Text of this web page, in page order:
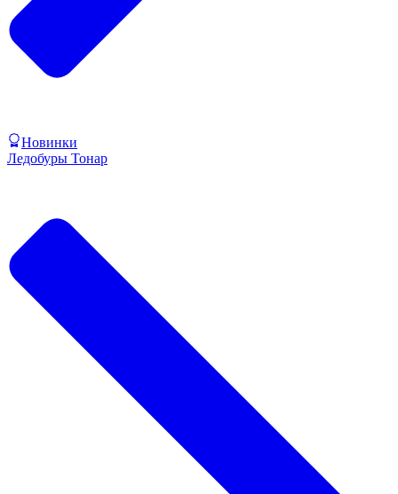
Новинки
Ледобуры Тонар